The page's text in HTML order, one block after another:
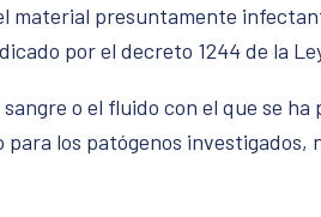
material presuntamente
por el decreto 1244 de la
o el fluido con el que se
los patógenos investigados,